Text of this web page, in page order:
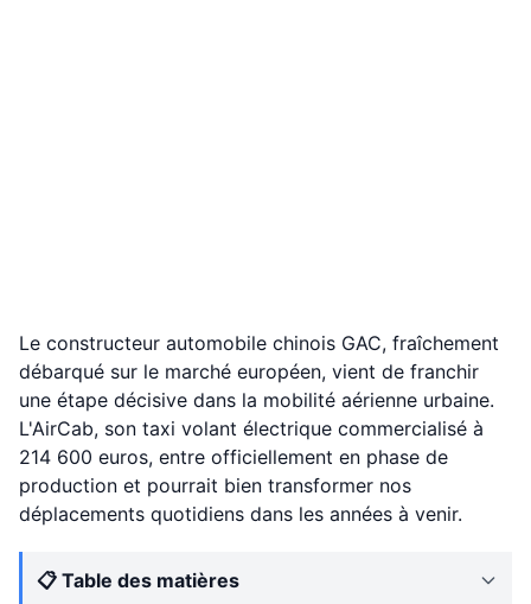
Le constructeur automobile chinois GAC, fraîchement
débarqué sur le marché européen, vient de franchir
une étape décisive dans la mobilité aérienne urbaine.
L'AirCab, son taxi volant électrique commercialisé à
214 600 euros, entre officiellement en phase de
production et pourrait bien transformer nos
déplacements quotidiens dans les années à venir.
📋 Table des matières